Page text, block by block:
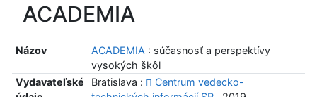
ACADEMIA
Názov ACADEMIA : súčasnosť a perspektívy
vysokých škôl
Vydavateľské
Bratislava :
Centrum vedecko-